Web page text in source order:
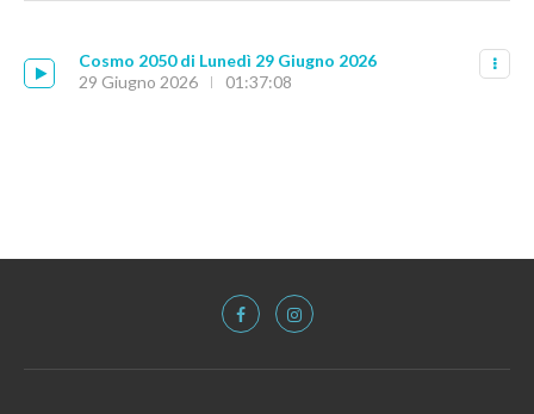
Cosmo 2050 di Lunedì 29 Giugno 2026
29 Giugno 2026
01:37:08